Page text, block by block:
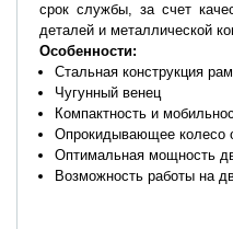
срок службы, за счет
деталей и металлической
Особенности:
Стальная конструкция
Чугунный венец
Компактность и
Опрокидывающее колесо
Оптимальная мощность
Возможность работы на